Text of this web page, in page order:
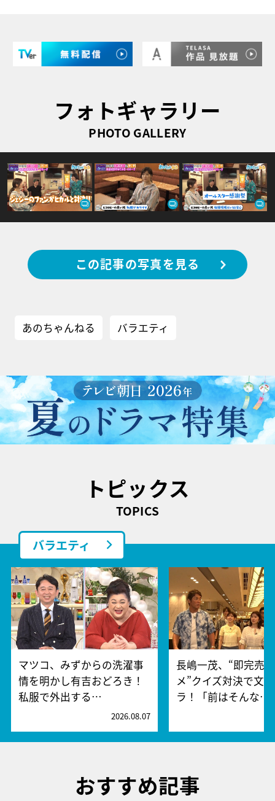
フォトギャラリー
PHOTO GALLERY
この記事の写真を見る
あのちゃんねる バラエティ
トピックス
TOPICS
バラエティ
マツコ、みずからの洗濯事
情を明かし有吉おどろき！
私服で外出する…
2026.08.07
長嶋一茂、“即完売
メ”クイズ対決で文
ラ！「前はそんな…
おすすめ記事